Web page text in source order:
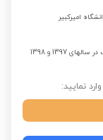
و 1398
نمایید: